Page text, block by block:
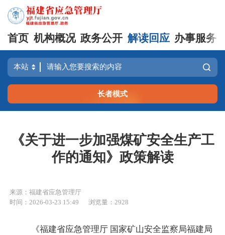
首页 机构概况 政务公开 解读回应 办事服务
长者模式
《关于进一步加强煤矿安全生产工
作的通知》政策解读
来源：福建省应急管理厅
时间：2026-03-23 15:49
浏览量：2928
《福建省应急管理厅 国家矿山安全监察局福建局